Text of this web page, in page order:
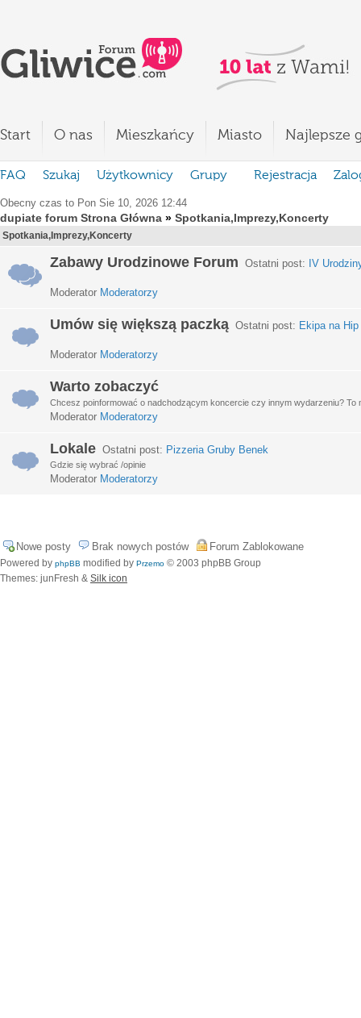
Start O nas Mieszkańcy Miasto Najlepsze
FAQ Szukaj Użytkownicy Grupy Rejestracja
Obecny czas to Pon Sie 10, 2026 12:44
dupiate forum Strona Główna » Spotkania,Imprezy,Koncerty
Spotkania,Imprezy,Koncerty
Zabawy Urodzinowe Forum Ostatni post: IV
Moderator Moderatorzy
Umów się większą paczką Ostatni post: Ekipa na
Moderator Moderatorzy
Warto zobaczyć
Chcesz poinformować o nadchodzącym koncercie czy innym wydarzeniu? To
Moderator Moderatorzy
Lokale Ostatni post: Pizzeria Gruby Benek
Gdzie się wybrać /opinie
Moderator Moderatorzy
Nowe posty Brak nowych postów Forum Zablokowane
Powered by phpBB modified by Przemo © 2003 phpBB Group
Themes: junFresh & Silk icon